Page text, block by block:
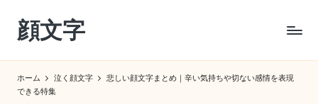
Skip
content
顔文字
ペ
ホーム 泣く顔文字
悲しい顔文字まとめ｜辛い気持ちや切ない感情を表現
できる特集